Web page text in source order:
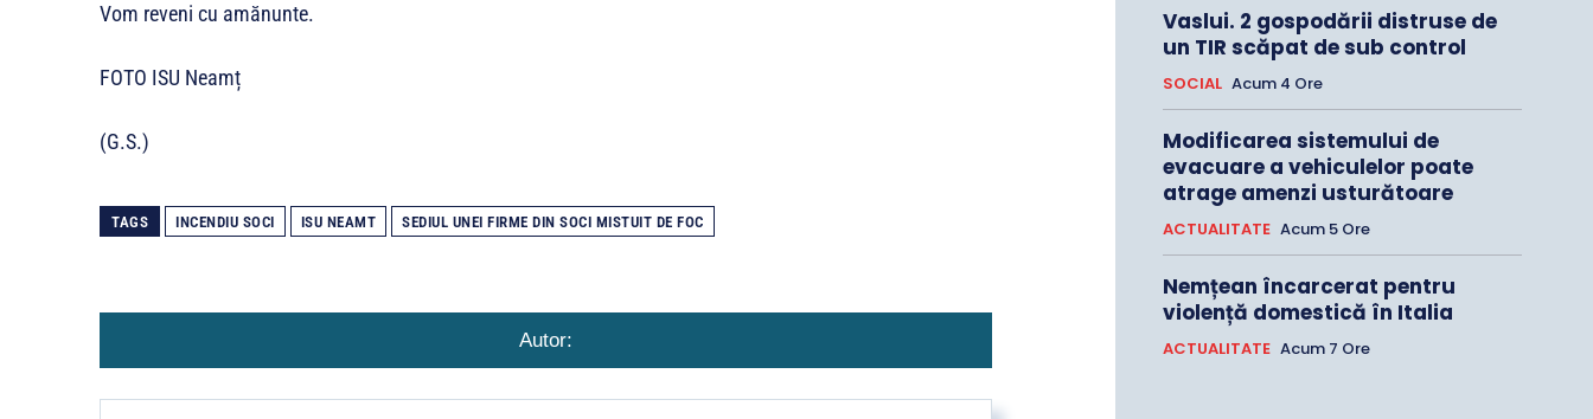
Vom reveni cu amănunte.
FOTO ISU Neamț
(G.S.)
TAGS INCENDIU SOCI ISU NEAMT SEDIUL UNEI FIRME DIN SOCI MISTUIT DE FOC
Autor:
Vaslui. 2 gospodării distruse de
un TIR scăpat de sub control
SOCIAL Acum 4 Ore
Modificarea sistemului de
evacuare a vehiculelor poate
atrage amenzi usturătoare
ACTUALITATE Acum 5 Ore
Nemțean încarcerat pentru
violență domestică în Italia
ACTUALITATE Acum 7 Ore